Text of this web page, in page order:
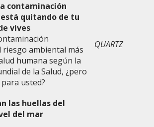
contaminación
quitando de tu
vives
riesgo ambiental más
humana según la
de la Salud, ¿pero
usted?
QUARTZ
las huellas del
del mar